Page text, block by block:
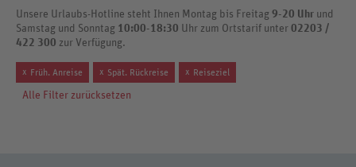
Unsere Urlaubs-Hotline steht Ihnen Montag bis Freitag 9-20 Uhr und
Samstag und Sonntag 10:00-18:30 Uhr zum Ortstarif unter 02203 /
422 300 zur Verfügung.
x Früh. Anreise x Spät. Rückreise x Reiseziel
Alle Filter zurücksetzen